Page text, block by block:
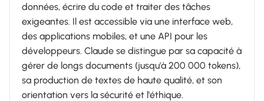
données, écrire du code et traiter des tâches
exigeantes. Il est accessible via une interface web,
des applications mobiles, et une API pour les
développeurs. Claude se distingue par sa capacité à
gérer de longs documents (jusqu'à 200 000 tokens),
sa production de textes de haute qualité, et son
orientation vers la sécurité et l'éthique.